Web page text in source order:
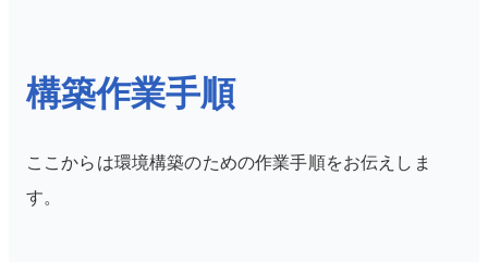
構築作業手順
ここからは環境構築のための作業手順をお伝えしま
す。